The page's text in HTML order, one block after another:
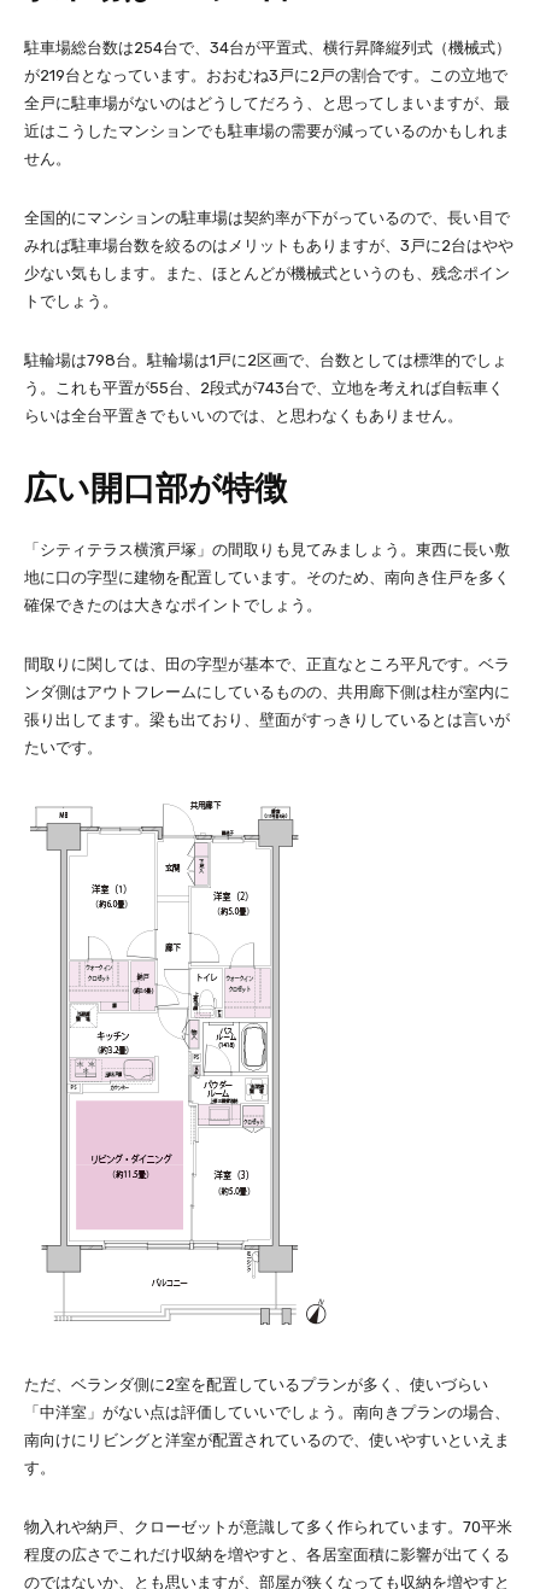
駐車場総台数は254台で、34台が平置式、横行昇降縦列式（機械式）
が219台となっています。おおむね3戸に2戸の割合です。この立地で
全戸に駐車場がないのはどうしてだろう、と思ってしまいますが、最
近はこうしたマンションでも駐車場の需要が減っているのかもしれま
せん。
全国的にマンションの駐車場は契約率が下がっているので、長い目で
みれば駐車場台数を絞るのはメリットもありますが、3戸に2台はやや
少ない気もします。また、ほとんどが機械式というのも、残念ポイン
トでしょう。
駐輪場は798台。駐輪場は1戸に2区画で、台数としては標準的でしょ
う。これも平置が55台、2段式が743台で、立地を考えれば自転車く
らいは全台平置きでもいいのでは、と思わなくもありません。
広い開口部が特徴
「シティテラス横濱戸塚」の間取りも見てみましょう。東西に長い敷
地に口の字型に建物を配置しています。そのため、南向き住戸を多く
確保できたのは大きなポイントでしょう。
間取りに関しては、田の字型が基本で、正直なところ平凡です。ベラ
ンダ側はアウトフレームにしているものの、共用廊下側は柱が室内に
張り出してます。梁も出ており、壁面がすっきりしているとは言いが
たいです。
ただ、ベランダ側に2室を配置しているプランが多く、使いづらい
「中洋室」がない点は評価していいでしょう。南向きプランの場合、
南向けにリビングと洋室が配置されているので、使いやすいといえま
す。
物入れや納戸、クローゼットが意識して多く作られています。70平米
程度の広さでこれだけ収納を増やすと、各居室面積に影響が出てくる
のではないか、とも思いますが、部屋が狭くなっても収納を増やすと